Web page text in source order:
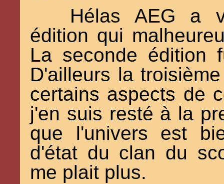
Hélas AEG a
édition qui
La seconde édition
D'ailleurs la
certains aspects de
j'en suis resté à la
que l'univers est
d'état du clan du
me plait plus.